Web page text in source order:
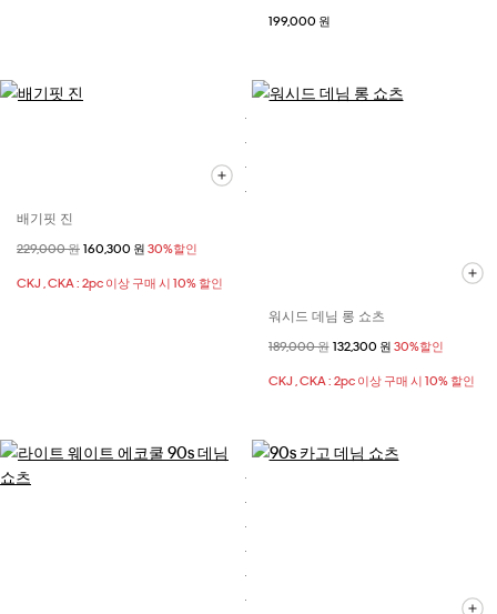
199,000 원
배기핏 진
할인 전 가격
229,000 원 할인된 가격
160,300 원 30%할인
CKJ , CKA : 2pc 이상 구매 시 10% 할인
워시드 데님 롱 쇼츠
할인 전 가격
189,000 원할인된 가격
132,300 원 30%할인
CKJ , CKA : 2pc 이상 구매 시 10% 할인